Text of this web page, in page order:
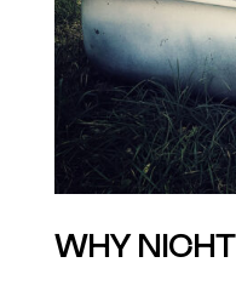
WHY NICHT